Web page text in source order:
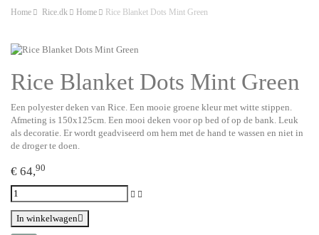
Home Rice.dk Home Rice Blanket Dots Mint Green
Rice Blanket Dots Mint Green
Een polyester deken van Rice. Een mooie groene kleur met witte stippen.
Afmeting is 150x125cm. Een mooi deken voor op bed of op de bank. Leuk
als decoratie. Er wordt geadviseerd om hem met de hand te wassen en niet in
de droger te doen.
€ 64,90
In winkelwagen